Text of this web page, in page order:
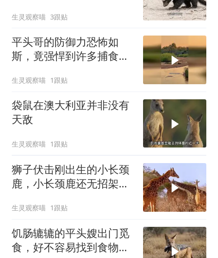
生灵观察喵 3跟贴
平头哥的防御力恐怖如
斯，竟强悍到许多捕食者
生灵观察喵 1跟贴
袋鼠在澳大利亚并非没有
天敌
生灵观察喵 1跟贴
狮子伏击刚出生的小长颈
鹿，小长颈鹿还无招架之
生灵观察喵 1跟贴
饥肠辘辘的平头嫂出门觅
食，好不容易找到食物，